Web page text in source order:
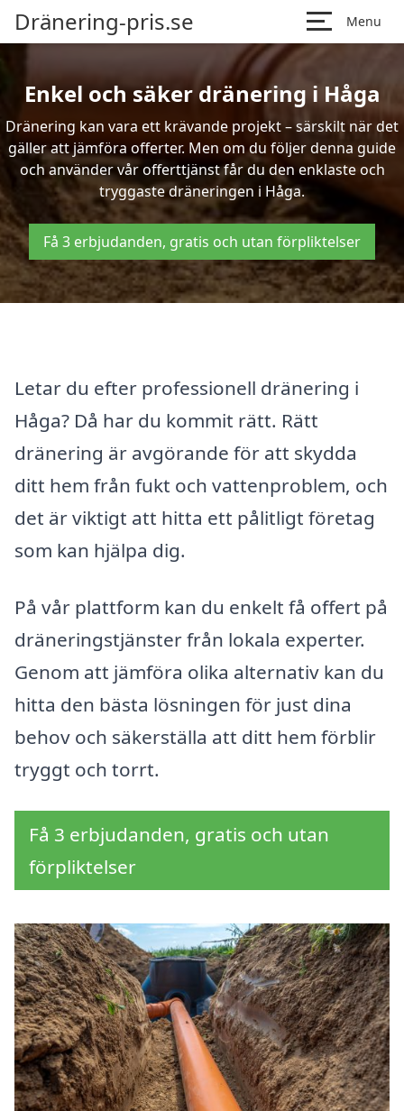
Dränering-pris.se Menu
Enkel och säker dränering i Håga
Dränering kan vara ett krävande projekt – särskilt när det
gäller att jämföra offerter. Men om du följer denna guide
och använder vår offerttjänst får du den enklaste och
tryggaste dräneringen i Håga.
Få 3 erbjudanden, gratis och utan förpliktelser
Letar du efter professionell dränering i
Håga? Då har du kommit rätt. Rätt
dränering är avgörande för att skydda
ditt hem från fukt och vattenproblem, och
det är viktigt att hitta ett pålitligt företag
som kan hjälpa dig.
På vår plattform kan du enkelt få offert på
dräneringstjänster från lokala experter.
Genom att jämföra olika alternativ kan du
hitta den bästa lösningen för just dina
behov och säkerställa att ditt hem förblir
tryggt och torrt.
Få 3 erbjudanden, gratis och utan
förpliktelser